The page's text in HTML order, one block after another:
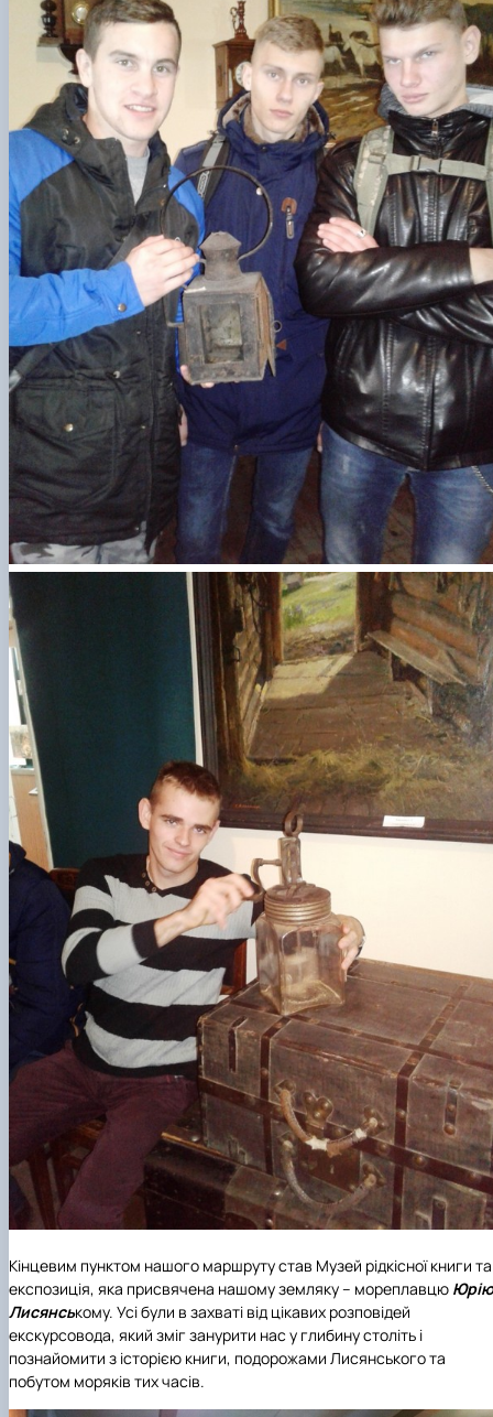
Кінцевим пунктом нашого маршруту став Музей рідкісної книги та
експозиція, яка присвячена нашому земляку – мореплавцю Юрію
Лисянському. Усі були в захваті від цікавих розповідей
екскурсовода, який зміг занурити нас у глибину століть і
познайомити з історією книги, подорожами Лисянського та
побутом моряків тих часів.